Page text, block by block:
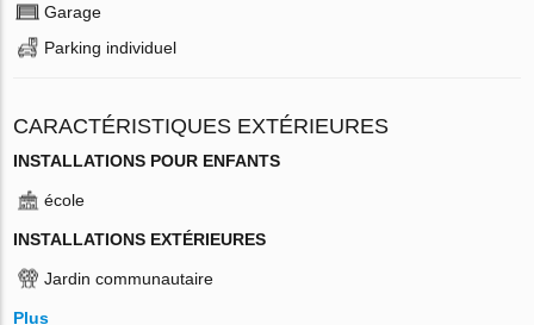
Garage
Parking individuel
CARACTÉRISTIQUES EXTÉRIEURES
INSTALLATIONS POUR ENFANTS
école
INSTALLATIONS EXTÉRIEURES
Jardin communautaire
Plus